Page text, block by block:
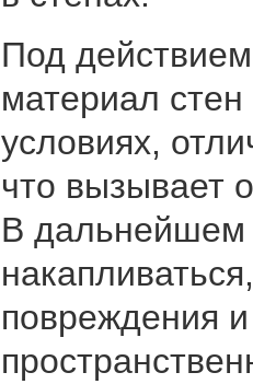
Под
материал стен
условиях,
что вызывает
В дальнейшем
повреждения